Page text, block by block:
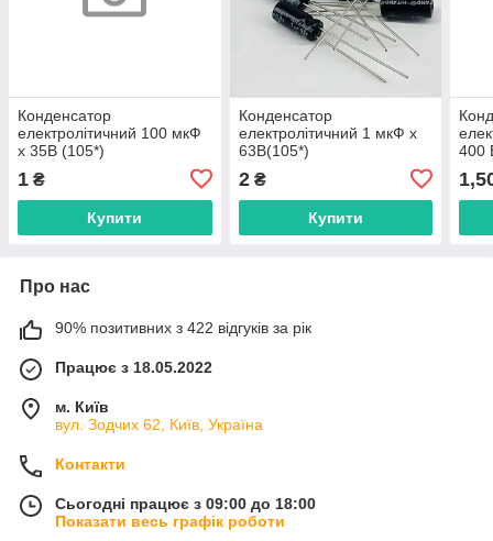
Конденсатор
електролітичний 100 мкФ
х 35В (105*)
1 ₴
Купити
Конденсатор
електролітичний 1 мкФ х
63В(105*)
2₴
Купити
400
Про нас
90% позитивних з 422 відгуків за рік
Працює з 18.05.2022
м. Київ
вул. Зодчих 62, Київ, Україна
Контакти
Сьогодні працює з 09:00 до 18:00
Показати весь графік роботи